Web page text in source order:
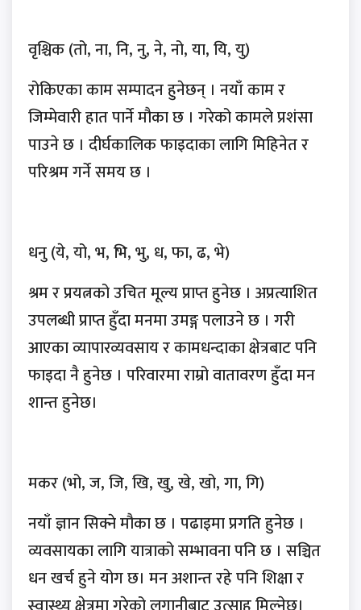
वृश्चिक (तो, ना, नि, नु, ने, नो, या, यि, यु)
रोकिएका काम सम्पादन हुनेछन् । नयाँ काम र
जिम्मेवारी हात पार्ने मौका छ । गरेको कामले प्रशंसा
पाउने छ । दीर्घकालिक फाइदाका लागि मिहिनेत र
परिश्रम गर्ने समय छ ।
धनु (ये, यो, भ, भि, भु, ध, फा, ढ, भे)
श्रम र प्रयत्नको उचित मूल्य प्राप्त हुनेछ । अप्रत्याशित
उपलब्धी प्राप्त हुँदा मनमा उमङ्ग पलाउने छ । गरी
आएका व्यापारव्यवसाय र कामधन्दाका क्षेत्रबाट पनि
फाइदा नै हुनेछ । परिवारमा राम्रो वातावरण हुँदा मन
शान्त हुनेछ।
मकर (भो, ज, जि, खि, खु, खे, खो, गा, गि)
नयाँ ज्ञान सिक्ने मौका छ । पढाइमा प्रगति हुनेछ ।
व्यवसायका लागि यात्राको सम्भावना पनि छ । सञ्चित
धन खर्च हुने योग छ। मन अशान्त रहे पनि शिक्षा र